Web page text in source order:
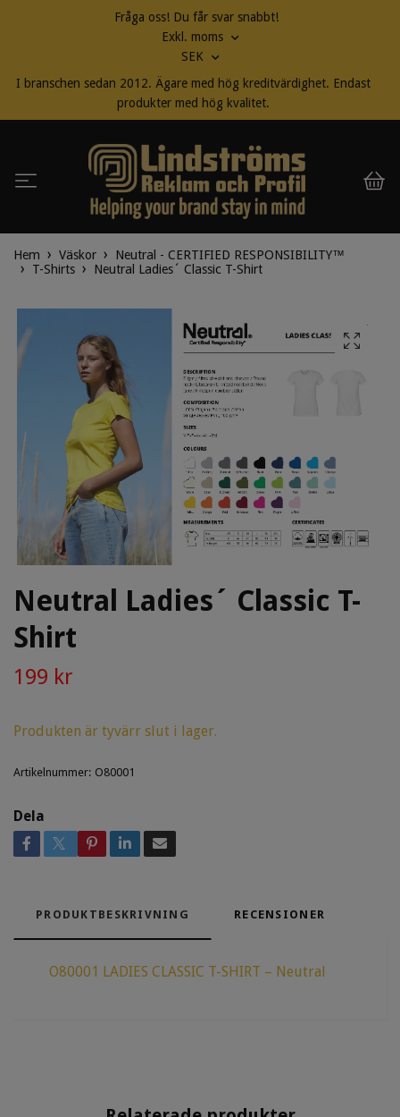
Fråga oss! Du får svar snabbt!
Exkl. moms
SEK
I branschen sedan 2012. Ägare med hög kreditvärdighet. Endast
produkter med hög kvalitet.
Hem Väskor
Neutral - CERTIFIED RESPONSIBILITY™
T-Shirts
Neutral Ladies´ Classic T-Shirt
Neutral Ladies´ Classic T-
Shirt
199 kr
Produkten är tyvärr slut i lager.
Artikelnummer: O80001
Dela
PRODUKTBESKRIVNING RECENSIONER
O80001 LADIES CLASSIC T-SHIRT – Neutral